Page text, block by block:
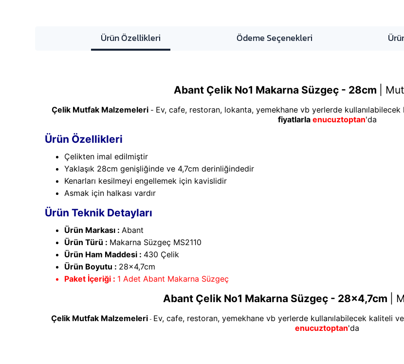
Ürün Özellikleri Ödeme Seçenekleri
Abant Çelik No1 Makarna Süzgeç - 28cm
Çelik Mutfak Malzemeleri- Ev, cafe, restoran, lokanta, yemekhane vb yerlerde
fiyatlarla enucuztoptan'da
Ürün Özellikleri
Çelikten imal edilmiştir
Yaklaşık 28cm genişliğinde ve 4,7cm derinliğindedir
Kenarları kesilmeyi engellemek için kavislidir
Asmak için halkası vardır
Ürün Teknik Detayları
Ürün Markası : Abant
Ürün Türü : Makarna Süzgeç MS2110
Ürün Ham Maddesi : 430 Çelik
Ürün Boyutu : 28x4,7cm
Paket İçeriği : 1 Adet Abant Makarna Süzgeç
Abant Çelik No1 Makarna Süzgeç - 28x4,7cm
Çelik Mutfak Malzemeleri- Ev, cafe, restoran, yemekhane vb yerlerde kullanılabilecek kaliteli
enucuztoptan'da